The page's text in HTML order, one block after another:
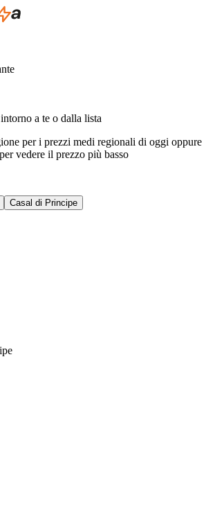
a te o dalla lista
per i prezzi medi regionali di oggi oppure
vedere il prezzo più basso
Casal di Principe